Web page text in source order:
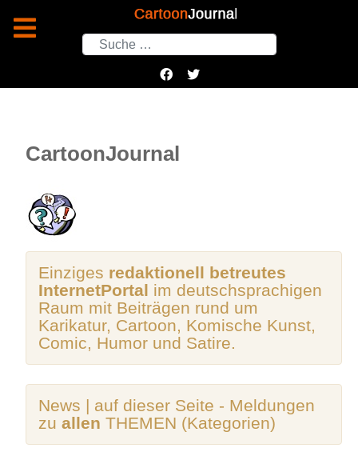
Suchen
CartoonJournal
Einziges redaktionell betreutes
InternetPortal im deutschsprachigen
Raum mit Beiträgen rund um
Karikatur, Cartoon, Komische Kunst,
Comic, Humor und Satire.
News | auf dieser Seite - Meldungen
zu allen THEMEN (Kategorien)